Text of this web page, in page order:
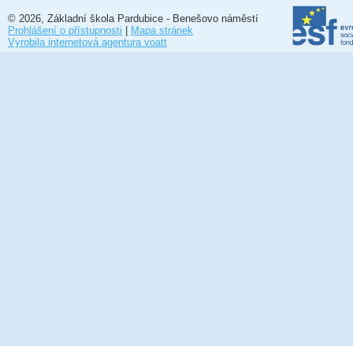
© 2026, Základní škola Pardubice - Benešovo náměstí
Prohlášení o přístupnosti | Mapa stránek
Vyrobila internetová agentura voatt